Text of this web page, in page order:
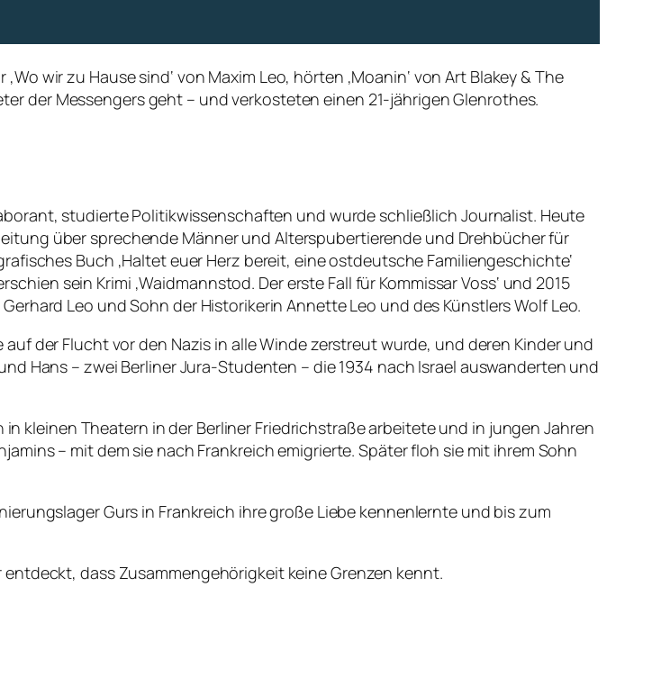
wir zu Hause sind‘ von Maxim Leo, hörten ‚Moanin‘ von Art Blakey & The
der Messengers geht – und verkosteten einen 21-jährigen Glenrothes.
studierte Politikwissenschaften und wurde schließlich Journalist. Heute
über sprechende Männer und Alterspubertierende und Drehbücher für
Buch ‚Haltet euer Herz bereit, eine ostdeutsche Familiengeschichte‘
sein Krimi ‚Waidmannstod. Der erste Fall für Kommissar Voss‘ und 2015
Leo und Sohn der Historikerin Annette Leo und des Künstlers Wolf Leo.
der Flucht vor den Nazis in alle Winde zerstreut wurde, und deren Kinder und
Hans – zwei Berliner Jura-Studenten – die 1934 nach Israel auswanderten und
kleinen Theatern in der Berliner Friedrichstraße arbeitete und in jungen Jahren
– mit dem sie nach Frankreich emigrierte. Später floh sie mit ihrem Sohn
Gurs in Frankreich ihre große Liebe kennenlernte und bis zum
dass Zusammengehörigkeit keine Grenzen kennt.